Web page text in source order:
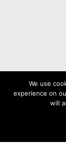
We use
experience on
will